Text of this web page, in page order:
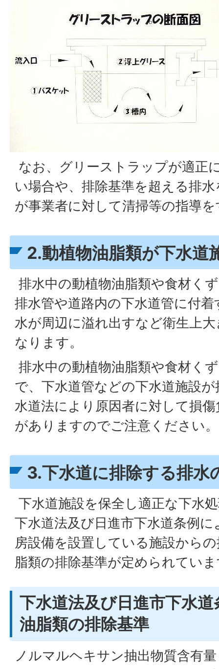
なお、グリーストラップが適正
い場合や、排除基準を超える排
が事業者に対して清掃等の指導
2.動植物油脂類が下水道
排水中の動植物油脂類や食材く
排水管や道路内の下水道管に付
水が周辺に溢れ出すなど衛生上
なります。
排水中の動植物油脂類や食材く
で、下水道管などの下水道施設
水道法により原因者に対して損
がありますのでご注意ください。
3.下水道に排除する排水
下水道施設を保全し適正な下水
下水道法及び日進市下水道条例
房設備を設置している施設から
脂類の排除基準が定められてい
下水道法及び日進市下水
油脂類の排除基準
ノルマルヘキサン抽出物質含有